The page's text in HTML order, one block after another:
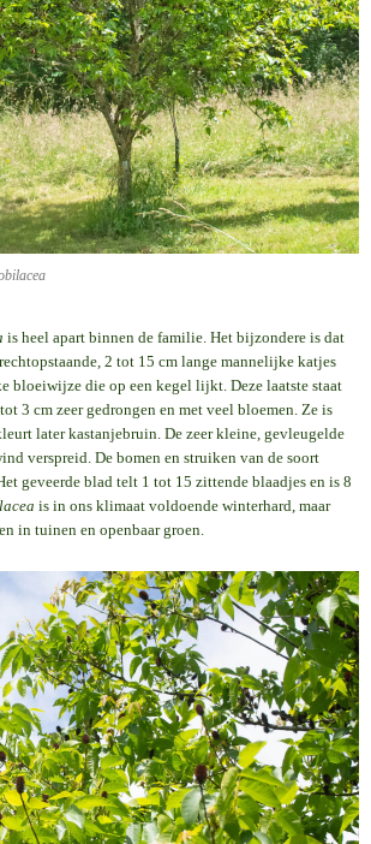
is heel apart binnen de familie. Het bijzondere is dat
2 tot 15 cm lange mannelijke katjes
bloeiwijze die op een kegel lijkt. Deze laatste staat
3 cm zeer gedrongen en met veel bloemen. Ze is
later kastanjebruin. De zeer kleine, gevleugelde
verspreid. De bomen en struiken van de soort
geveerde blad telt 1 tot 15 zittende blaadjes en is 8
is in ons klimaat voldoende winterhard, maar
in tuinen en openbaar groen.